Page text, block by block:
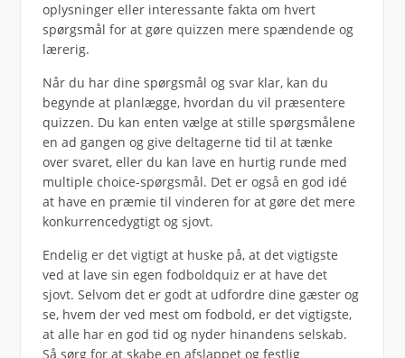
oplysninger eller interessante fakta om hvert
spørgsmål for at gøre quizzen mere spændende og
lærerig.
Når du har dine spørgsmål og svar klar, kan du
begynde at planlægge, hvordan du vil præsentere
quizzen. Du kan enten vælge at stille spørgsmålene
en ad gangen og give deltagerne tid til at tænke
over svaret, eller du kan lave en hurtig runde med
multiple choice-spørgsmål. Det er også en god idé
at have en præmie til vinderen for at gøre det mere
konkurrencedygtigt og sjovt.
Endelig er det vigtigt at huske på, at det vigtigste
ved at lave sin egen fodboldquiz er at have det
sjovt. Selvom det er godt at udfordre dine gæster og
se, hvem der ved mest om fodbold, er det vigtigste,
at alle har en god tid og nyder hinandens selskab.
Så sørg for at skabe en afslappet og festlig